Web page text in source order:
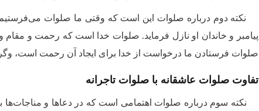
نکته دوم درباره صلوات این است که وقتی ما صلوات
پیامبر و خاندان او نازل فرماید. صلوات خدا است که رحمت و
صلوات فرستادن ما درخواست از خدا برای ایجاد آن رحمت است،
تفاوت صلوات عاشقانه با صلوات تاجرانه
نکته سوم درباره صلوات اهتمامی است که در دعاها و مناجات‌ها